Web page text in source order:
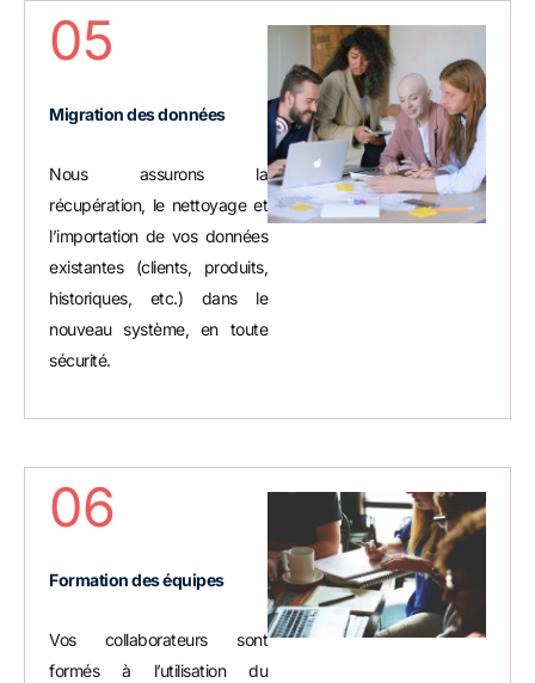
05
Migration des données
Nous assurons la
récupération, le nettoyage et
l’importation de vos données
existantes (clients, produits,
historiques, etc.) dans le
nouveau système, en toute
sécurité.
06
Formation des équipes
Vos collaborateurs sont
formés à l’utilisation du